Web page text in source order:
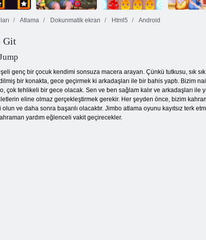
Atlama Dokunmatik ekran Html5 Android
Git
genç bir çocuk kendimi sonsuza macera arayan. Çünkü tutkusu, sık
bir konakta, gece geçirmek ki arkadaşları ile bir bahis yaptı. Bizim
çok tehlikeli bir gece olacak. Sen ve ben sağlam kalır ve arkadaşları ile
eline olmaz gerçekleştirmek gerekir. Her şeyden önce, bizim
ve daha sonra başarılı olacaktır. Jimbo atlama oyunu kayıtsız
yardım eğlenceli vakit geçirecekler.